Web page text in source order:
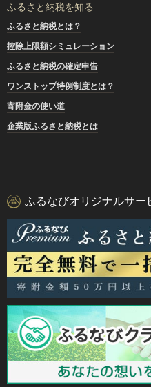
ふるさと納税を知る
ふるさと納税とは？
控除上限額シミュレーション
ふるさと納税の確定申告
ワンストップ特例制度とは？
寄附金の使い道
企業版ふるさと納税とは
ふるなびオリジナルサー